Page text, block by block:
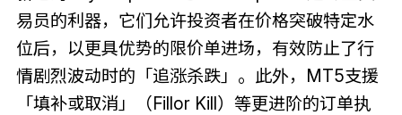
易员的利器，它们允许投资者在价格突破特定水
位后，以更具优势的限价单进场，有效防止了行
情剧烈波动时的「追涨杀跌」。此外，MT5支援
「填补或取消」（Fillor Kill）等更进阶的订单执